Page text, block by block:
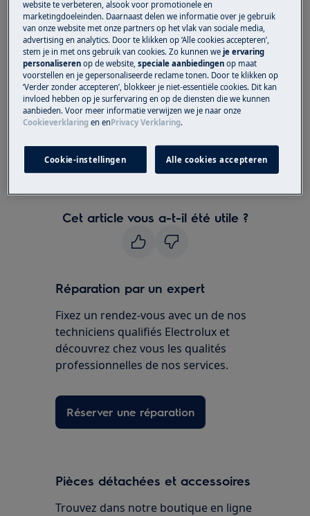
Micro-ondes combiné
Solution
Veuillez contacter notre service après-
vente pour un rendez-vous.
Si les suggestions ci-dessus n'ont pas résolu le
problème, nous vous recommandons de
demander la visite d'un technicien.
Cet article vous a-t-il été utile ?
Réparation par un expert
Fixez un rendez-vous avec un de nos
techniciens qualifiés Electrolux et
découvrez chez vous les qualités
professionnelles de nos services.
Réserver une réparation
Pièces détachées et accessoires
Trouvez dans notre boutique en ligne
website te verbeteren, alsook voor promotionele en
marketingdoeleinden. Daarnaast delen we informatie over je gebruik
van onze website met onze partners op het vlak van sociale media,
advertising en analytics. Door te klikken op ‘Alle cookies accepteren’,
stem je in met ons gebruik van cookies. Zo kunnen weje ervaring
personaliseren op de website,speciale aanbiedingen op maat
voorstellen en je gepersonaliseerde reclame tonen. Door te klikken op
‘Verder zonder accepteren’, blokkeer je niet-essentiële cookies. Dit kan
invloed hebben op je surfervaring en op de diensten die we kunnen
aanbieden. Voor meer informatie verwijzen we je naar onze
Cookieverklaring enenPrivacy Verklaring.
Cookie-instellingen Alle cookies accepteren